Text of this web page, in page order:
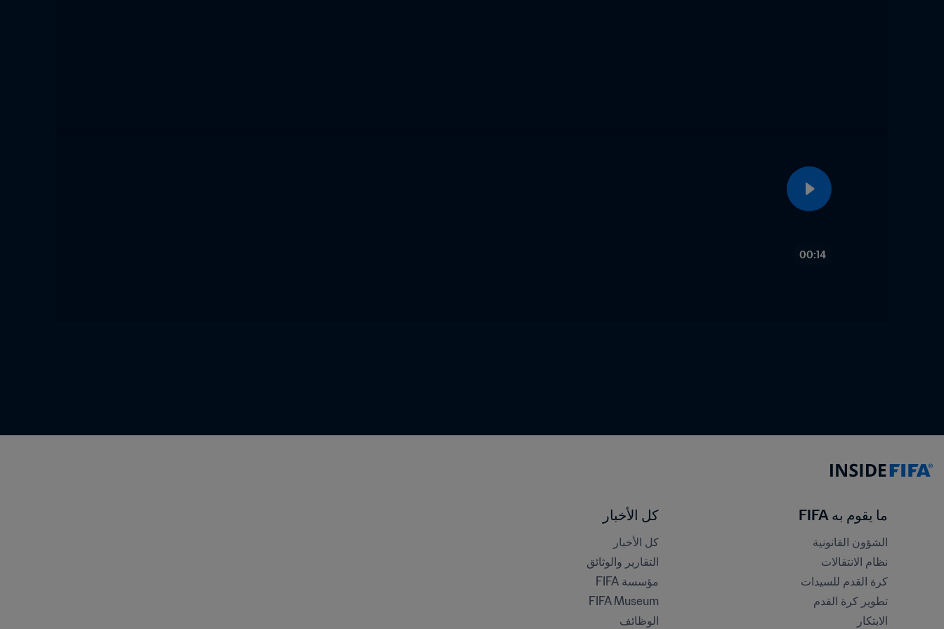
00:14
ما يقوم به FIFA
الشؤون القانونية
نظام الانتقالات
كرة القدم للسيدات
تطوير كرة القدم
الابتكار
كل الأخبار
كل الأخبار
التقارير والوثائق
مؤسسة FIFA
FIFA Museum
الوظائف